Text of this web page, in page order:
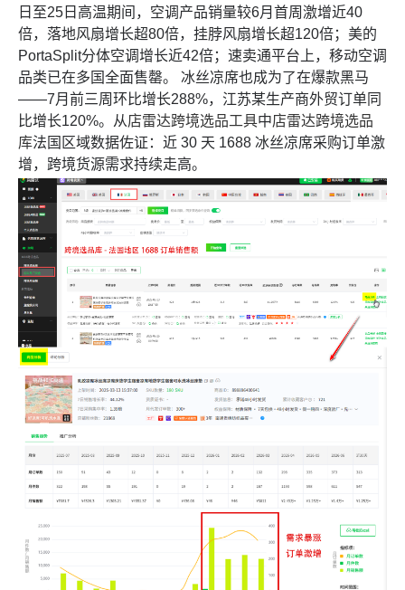
日至25日高温期间，空调产品销量较6月首周激增近40
倍，落地风扇增长超80倍，挂脖风扇增长超120倍；美的
PortaSplit分体空调增长近42倍；速卖通平台上，移动空调
品类已在多国全面售罄。 冰丝凉席也成为了在爆款黑马
——7月前三周环比增长288%，江苏某生产商外贸订单同
比增长120%。从店雷达跨境选品工具中店雷达跨境选品
库法国区域数据佐证：近 30 天 1688 冰丝凉席采购订单激
增，跨境货源需求持续走高。